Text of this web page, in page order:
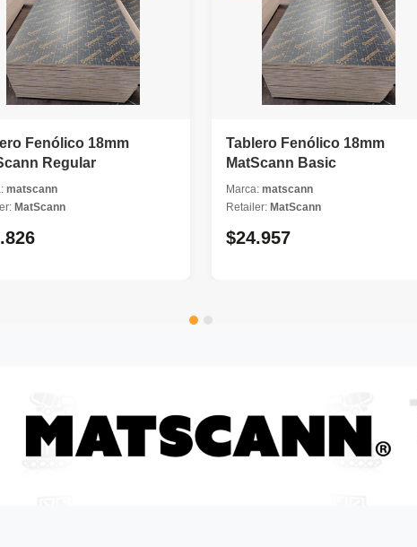
Fenólico 18mm
Regular
matscann
MatScann
Tablero Fenólico 18mm
MatScann Basic
Marca: matscann
Retailer: MatScann
$24.957